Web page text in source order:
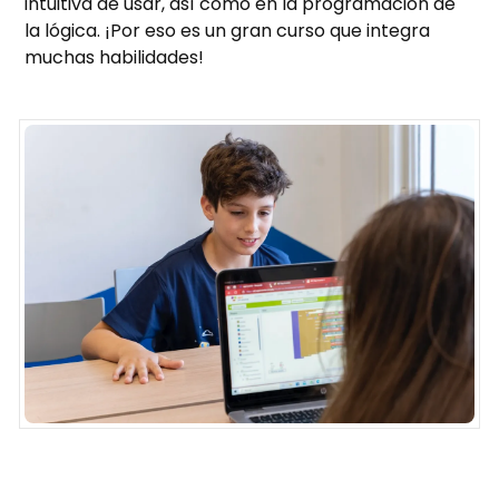
la lógica. ¡Por eso es un gran curso que integra
muchas habilidades!